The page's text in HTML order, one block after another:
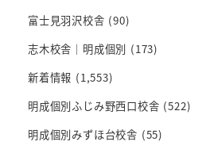
富士見羽沢校舎 (90)
志木校舎｜明成個別 (173)
新着情報 (1,553)
明成個別ふじみ野西口校舎 (522)
明成個別みずほ台校舎 (55)